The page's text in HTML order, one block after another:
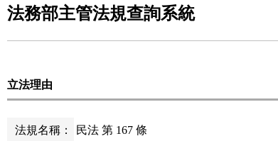
法務部主管法規查詢系統
立法理由
法規名稱： 民法 第 167 條